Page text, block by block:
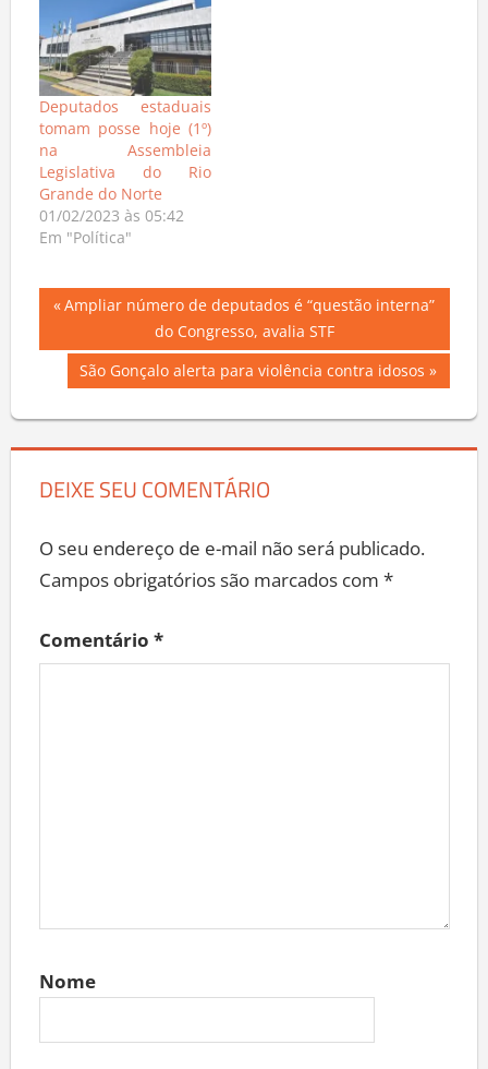
Deputados estaduais
tomam posse hoje (1º)
na Assembleia
Legislativa do Rio
Grande do Norte
01/02/2023 às 05:42
Em "Política"
Navegação
de
Post
Previous
Ampliar número de deputados é “questão interna”
do Congresso, avalia STF
Next
São Gonçalo alerta para violência contra idosos
DEIXE SEU COMENTÁRIO
O seu endereço de e-mail não será publicado.
Campos obrigatórios são marcados com *
Comentário *
Nome